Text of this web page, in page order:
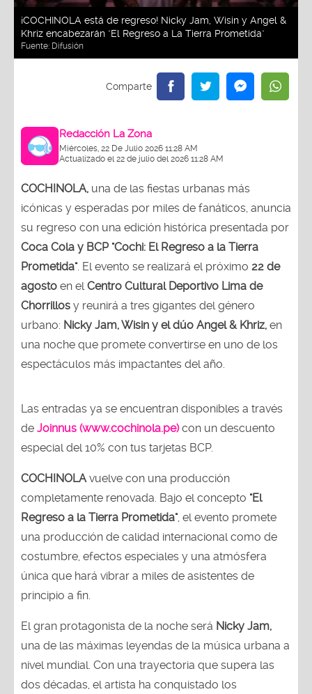
¡COCHINOLA está de regreso! Nicky Jam, Wisin y Angel &
Khriz encabezarán "El Regreso a La Tierra Prometida"
Fuente: Difusión
Redacción La Zona
Miércoles, 22 De Julio 2026 11:28 AM
Actualizado el 22 de julio del 2026 11:28 AM
COCHINOLA, una de las fiestas urbanas más
icónicas y esperadas por miles de fanáticos, anuncia
su regreso con una edición histórica presentada por
Coca Cola y BCP "Cochi: El Regreso a la Tierra
Prometida". El evento se realizará el próximo 22 de
agosto en elCentro Cultural Deportivo Lima de
Chorrillos y reunirá a tres gigantes del género
urbano: Nicky Jam, Wisin y el dúo Angel & Khriz, en
una noche que promete convertirse en uno de los
espectáculos más impactantes del año.
Las entradas ya se encuentran disponibles a través
de Joinnus (www.cochinola.pe)con un descuento
especial del 10% con tus tarjetas BCP.
COCHINOLAvuelve con una producción
completamente renovada. Bajo el concepto "El
Regreso a la Tierra Prometida", el evento promete
una producción de calidad internacional como de
costumbre, efectos especiales y una atmósfera
única que hará vibrar a miles de asistentes de
principio a fin.
El gran protagonista de la noche será Nicky Jam,
una de las máximas leyendas de la música urbana a
nivel mundial. Con una trayectoria que supera las
dos décadas, el artista ha conquistado los